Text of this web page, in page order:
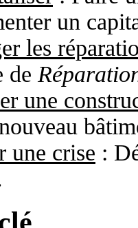
un
les
de
une
une crise :